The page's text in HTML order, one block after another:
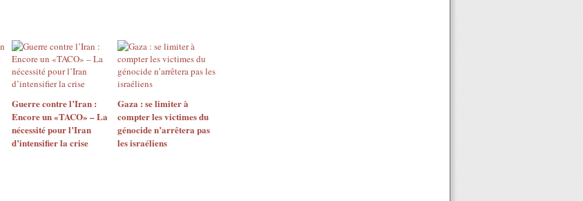
Guerre contre l’Iran :
Encore un «TACO» – La
nécessité pour l’Iran
d’intensifier la crise
Gaza : se limiter à
compter les victimes du
génocide n’arrêtera pas
les israéliens